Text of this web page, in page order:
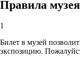
Правила
1
Билет в музей
экспозицию.